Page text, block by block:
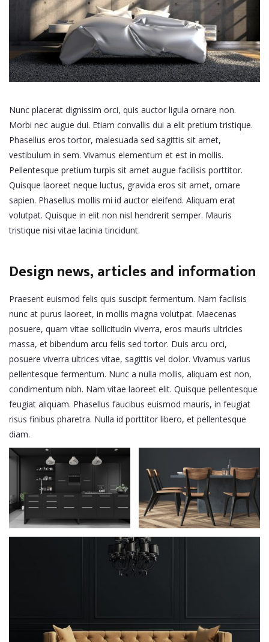
Nunc placerat dignissim orci, quis auctor ligula ornare non.
Morbi nec augue dui. Etiam convallis dui a elit pretium tristique.
Phasellus eros tortor, malesuada sed sagittis sit amet,
vestibulum in sem. Vivamus elementum et est in mollis.
Pellentesque pretium turpis sit amet augue facilisis porttitor.
Quisque laoreet neque luctus, gravida eros sit amet, ornare
sapien. Phasellus mollis mi id auctor eleifend. Aliquam erat
volutpat. Quisque in elit non nisl hendrerit semper. Mauris
tristique nisi vitae lacinia tincidunt.
Design news, articles and information
Praesent euismod felis quis suscipit fermentum. Nam facilisis
nunc at purus laoreet, in mollis magna volutpat. Maecenas
posuere, quam vitae sollicitudin viverra, eros mauris ultricies
massa, et bibendum arcu felis sed tortor. Duis arcu orci,
posuere viverra ultrices vitae, sagittis vel dolor. Vivamus varius
pellentesque fermentum. Nunc a nulla mollis, aliquam est non,
condimentum nibh. Nam vitae laoreet elit. Quisque pellentesque
feugiat aliquam. Phasellus faucibus euismod mauris, in feugiat
risus finibus pharetra. Nulla id porttitor libero, et pellentesque
diam.